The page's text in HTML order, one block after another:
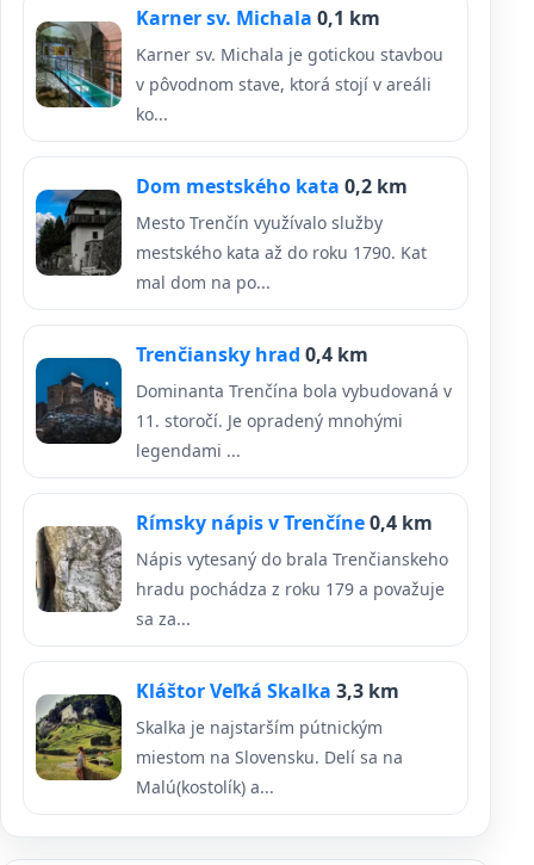
Karner sv. Michala 0,1 km
Karner sv. Michala je gotickou stavbou
v pôvodnom stave, ktorá stojí v areáli
ko...
Dom mestského kata 0,2 km
Mesto Trenčín využívalo služby
mestského kata až do roku 1790. Kat
mal dom na po...
Trenčiansky hrad 0,4 km
Dominanta Trenčína bola vybudovaná v
11. storočí. Je opradený mnohými
legendami ...
Rímsky nápis v Trenčíne0,4 km
Nápis vytesaný do brala Trenčianskeho
hradu pochádza z roku 179 a považuje
sa za...
Kláštor Veľká Skalka 3,3 km
Skalka je najstarším pútnickým
miestom na Slovensku. Delí sa na
Malú(kostolík) a...